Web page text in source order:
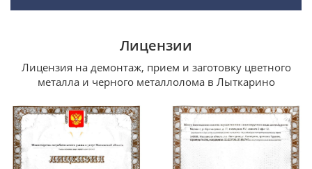
Лицензии
Лицензия на демонтаж, прием и заготовку цветного
металла и черного металлолома в Лыткарино